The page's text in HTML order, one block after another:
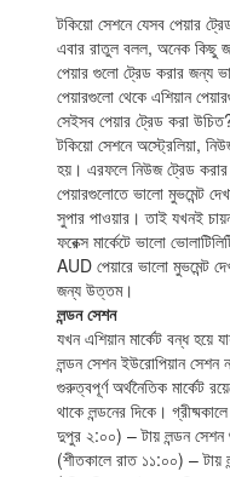
টকিয়ো সেশনে যেসব পেয়ার
এবার রাতুল বলল, অনেক কিছু
পেয়ার গুলো ট্রেড করার জন্য
পেয়ারগুলো থেকে এশিয়ান
সেইসব পেয়ার ট্রেড করা
টকিয়ো সেশনে অস্ট্রেলিয়া,
হয়। এরফলে নিউজ ট্রেড
পেয়ারগুলোতে ভালো মুভমেন্ট
সুপার পাওয়ার। তাই যখনই
ফরেক্স মার্কেটে ভালো
AUD পেয়ারে ভালো মুভমেন্ট
জন্য উত্তম।
লন্ডন সেশন
যখন এশিয়ান মার্কেট বন্ধ হয়ে
লন্ডন সেশন ইউরোপিয়ান সেশন
গুরুত্বপূর্ণ অর্থনৈতিক মার্কেট
থাকে লন্ডনের দিকে।
দুপুর ২:০০) – টায় লন্ডন সেশন
(শীতকালে রাত ১১:০০) – টায়